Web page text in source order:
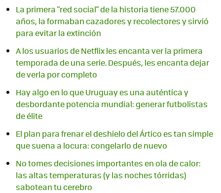
La primera "red social" de la historia tiene 57.000
años, la formaban cazadores y recolectores y sirvió
para evitar la extinción
A los usuarios de Netflix les encanta ver la primera
temporada de una serie. Después, les encanta dejar
de verla por completo
Hay algo en lo que Uruguay es una auténtica y
desbordante potencia mundial: generar futbolistas
de élite
El plan para frenar el deshielo del Ártico es tan simple
que suena a locura: congelarlo de nuevo
No tomes decisiones importantes en ola de calor:
las altas temperaturas (y las noches tórridas)
sabotean tu cerebro